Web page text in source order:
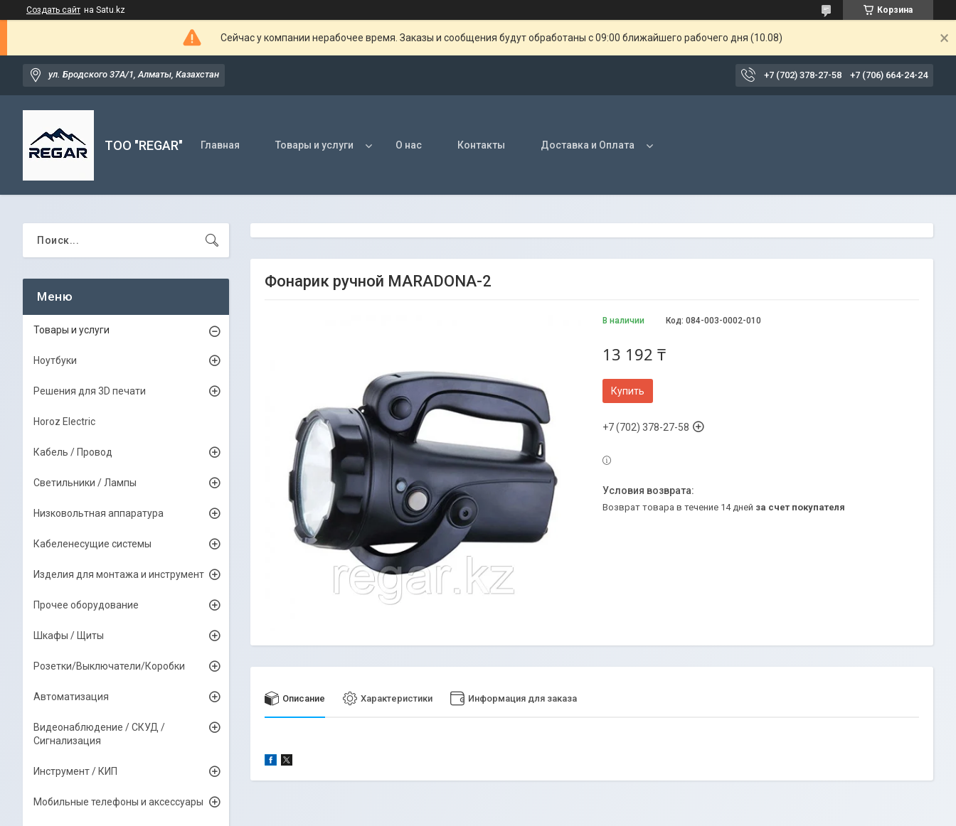
Создать сайт на Satu.kz Корзина
Сейчас у компании нерабочее время. Заказы и сообщения будут обработаны с 09:00 ближайшего рабочего дня (10.08)
ул. Бродского 37А/1, Алматы, Казахстан +7 (702) 378-27-58 +7 (706) 664-24-24
TOO "REGAR" Главная Товары и услуги О нас Контакты Доставка и Оплата
Фонарик ручной MARADONA-2
В наличии Код: 084-003-0002-010
13 192 ₸
Купить
+7 (702) 378-27-58
возврат товара в течение 14 дней за счет покупателя
Описание Характеристики Информация для заказа
Товары и услуги
Ноутбуки
Решения для 3D печати
Horoz Electric
Кабель / Провод
Светильники / Лампы
Низковольтная аппаратура
Кабеленесущие системы
Изделия для монтажа и инструмент
Прочее оборудование
Шкафы / Щиты
Розетки/Выключатели/Коробки
Автоматизация
Видеонаблюдение / СКУД /
Сигнализация
Инструмент / КИП
Мобильные телефоны и аксессуары